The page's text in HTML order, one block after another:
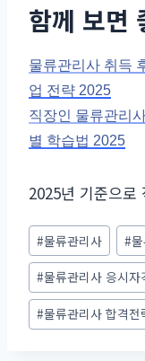
함께 보면
물류관리사 취득
업 전략 2025
직장인 물류관리
별 학습법 2025
2025년 기준으로
Post
Tags:
#물류관리사 #
#물류관리사 응시자
#물류관리사 합격전